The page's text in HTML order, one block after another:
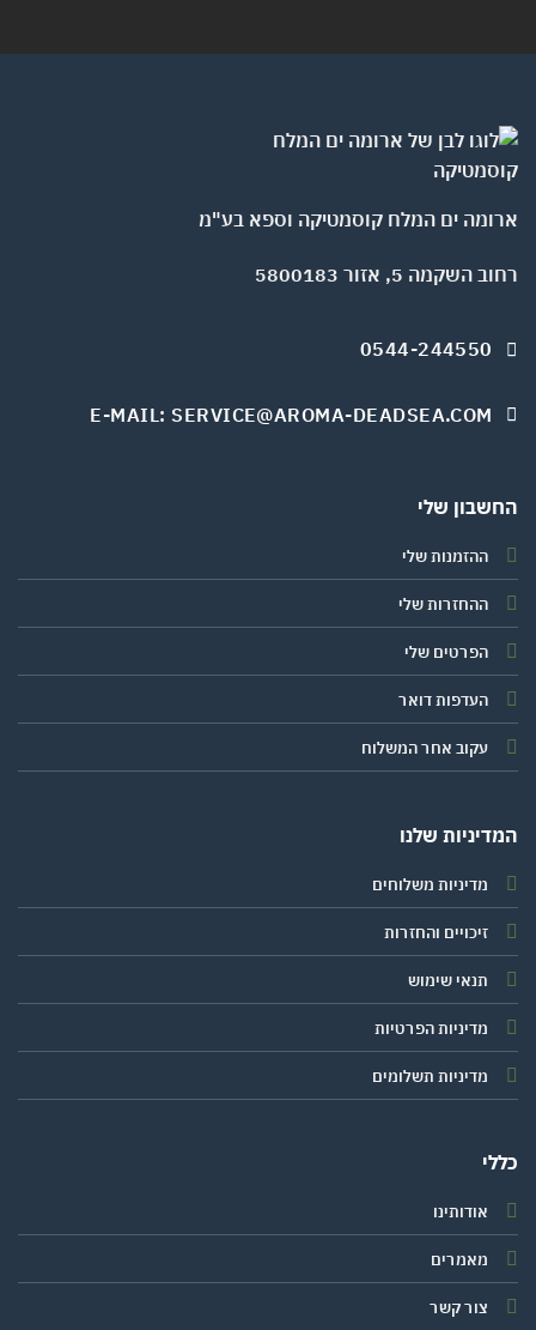
ים המלח קוסמטיקה וספא בע"מ
5, אזור 5800183
0544-244550
E-MAIL: SERVICE@AROMA-DEADSEA.COM
שלי
ההזמנות שלי
ההחזרות שלי
הפרטים שלי
העדפות דואר
עקוב אחר המשלוח
שלנו
מדיניות משלוחים
זיכויים והחזרות
תנאי שימוש
מדיניות הפרטיות
מדיניות תשלומים
אודותינו
מאמרים
צור קשר